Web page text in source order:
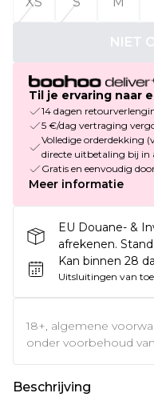
NIET
Til je ervaring naar
14 dagen
5 €/dag vertraging
Volledige orderdekking
directe uitbetaling bij in
Gratis en eenvoudig
Meer informatie
EU Douane- &
afrekenen.
Kan binnen 28
Uitsluitingen van
18+, algemene
onder voorbehoud
Beschrijving